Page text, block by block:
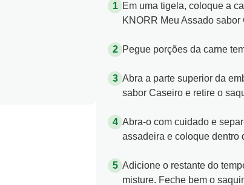
Em uma tigela, coloque a
KNORR Meu Assado sabor
Pegue porções da carne
Abra a parte superior da
sabor Caseiro e retire o
Abra-o com cuidado e
assadeira e coloque dentro
Adicione o restante do
misture. Feche bem o